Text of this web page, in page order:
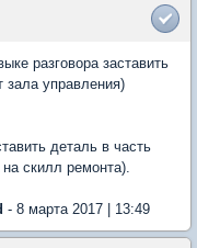
разговора заставить
зала yправления)
деталь в часть
скилл ремонта).
- 8 марта 2017 | 13:49